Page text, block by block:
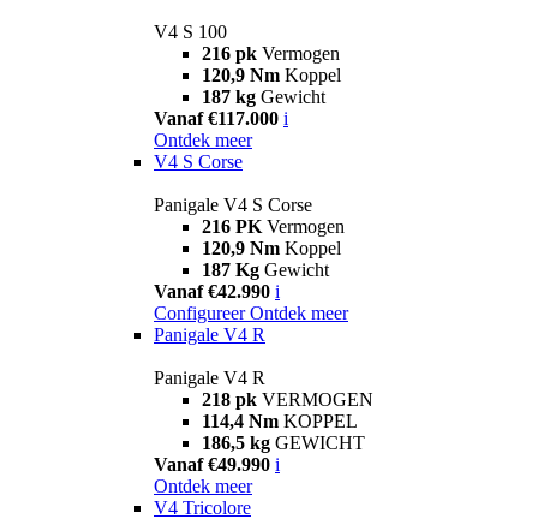
V4 S 100
216 pk Vermogen
120,9 Nm Koppel
187 kg Gewicht
Vanaf €117.000 i
Ontdek meer
V4 S Corse
Panigale V4 S Corse
216 PK Vermogen
120,9 Nm Koppel
187 Kg Gewicht
Vanaf €42.990 i
Configureer Ontdek meer
Panigale V4 R
Panigale V4 R
218 pk VERMOGEN
114,4 Nm KOPPEL
186,5 kg GEWICHT
Vanaf €49.990 i
Ontdek meer
V4 Tricolore